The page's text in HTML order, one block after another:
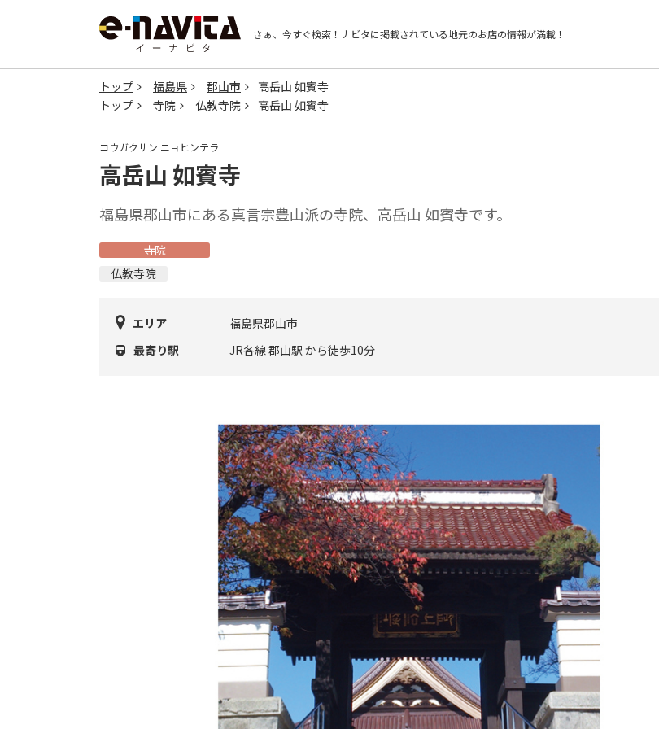
さぁ、今すぐ検索！ ナビタに掲載されている地元のお店の情報が満載！
トップ 福島県 郡山市
高岳山 如賓寺
トップ
寺院 仏教寺院 高岳山 如賓寺
コウガクサン ニョヒンテラ
高岳山 如賓寺
福島県郡山市にある真言宗豊山派の寺院、高岳山 如賓寺です。
寺院
仏教寺院
エリア
福島県郡山市
最寄り駅
JR各線 郡山駅 から徒歩10分